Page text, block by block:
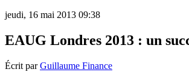
jeudi, 16 mai 2013 09:38
EAUG Londres 2013 : un
Écrit parGuillaume Finance